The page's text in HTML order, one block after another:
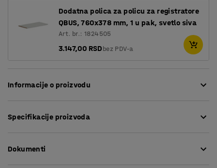
Dodatna polica za policu za registratore
QBUS, 760x378 mm, 1 u pak, svetlo siva
Art. br.: 1824505
3.147,00 RSDbez PDV-a
Informacije o proizvodu
dobro organizovanog radnog mesta!
materijala ili drugih predmeta koje želite da držite na
Specifikacije proizvoda
Širina: 800
Dokumenti